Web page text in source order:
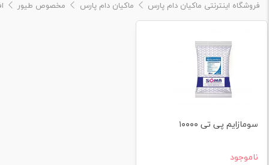
فروشگاه اینترنتی ماکیان دام پارس ماکیان دام پارس مخصوص طیور
سومازایم پی تی ۱۰۰۰۰
ناموجود